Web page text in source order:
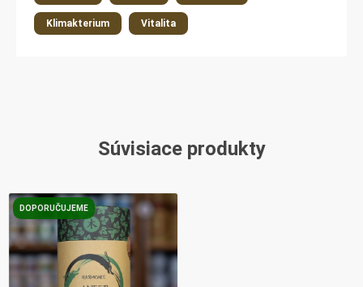
Klimakterium Vitalita
Súvisiace produkty
DOPORUČUJEME